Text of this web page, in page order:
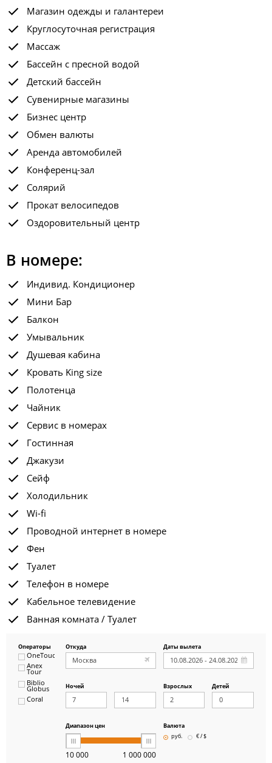
Магазин одежды и галантереи
Круглосуточная регистрация
Массаж
Бассейн с пресной водой
Детский бассейн
Сувенирные магазины
Бизнес центр
Обмен валюты
Аренда автомобилей
Конференц-зал
Солярий
Прокат велосипедов
Оздоровительный центр
В номере:
Индивид. Кондиционер
Мини Бар
Балкон
Умывальник
Душевая кабина
Кровать King size
Полотенца
Чайник
Сервис в номерах
Гостинная
Джакузи
Сейф
Холодильник
Wi-fi
Проводной интернет в номере
Фен
Туалет
Телефон в номере
Кабельное телевидение
Ванная комната / Туалет
Операторы
OneTouch&Travel
Anex
Tour
Biblio
Globus
Coral
Откуда Даты вылета
Ночей Взрослых Детей
Диапазон цен
10 000 1 000 000
Валюта
руб.
€ / $